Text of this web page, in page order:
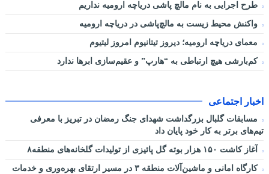
طرح اجرایی به نام مالچ پاشی دریاچه ارومیه نداریم
واکنش محیط زیست به مالچ‌پاشی در دریاچه ارومیه
معمای دریاچه ارومیه؛ دیروز تیتانیوم امروز لیتیوم
کم‌بارشی هیچ ارتباطی به “هارپ” و عقیم‌سازی ابرها ندارد
اخبار اجتماعی
مسابقات گلبال بزرگداشت شهدای جنگ رمضان در تبریز با معرفی
تیم‌های برتر به کار خود پایان داد
آغاز کاشت ۱۵۰ هزار بوته گل پائیزی از تولیدات گلخانه‌های منطقه۸
کارگاه امانی و ماشین‌آلات منطقه ۳ در مسیر ارتقای بهره‌وری و خدمات